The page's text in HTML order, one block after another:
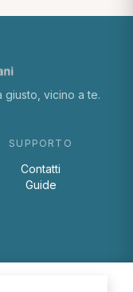
giusto, vicino a te.
SUPPORTO
Contatti
Guide